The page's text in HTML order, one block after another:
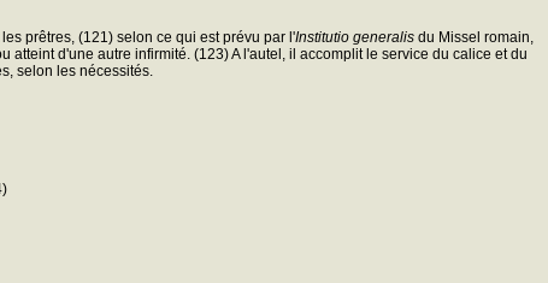
prêtres, (121) selon ce qui est prévu par l'Institutio generalis du Missel romain,
d'une autre infirmité. (123) A l'autel, il accomplit le service du calice et du
selon les nécessités.